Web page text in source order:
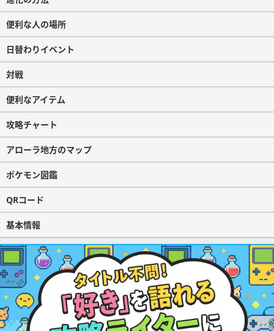
便利な人の場所
日替わりイベント
対戦
便利なアイテム
攻略チャート
アローラ地方のマップ
ポケモン図鑑
QRコード
基本情報